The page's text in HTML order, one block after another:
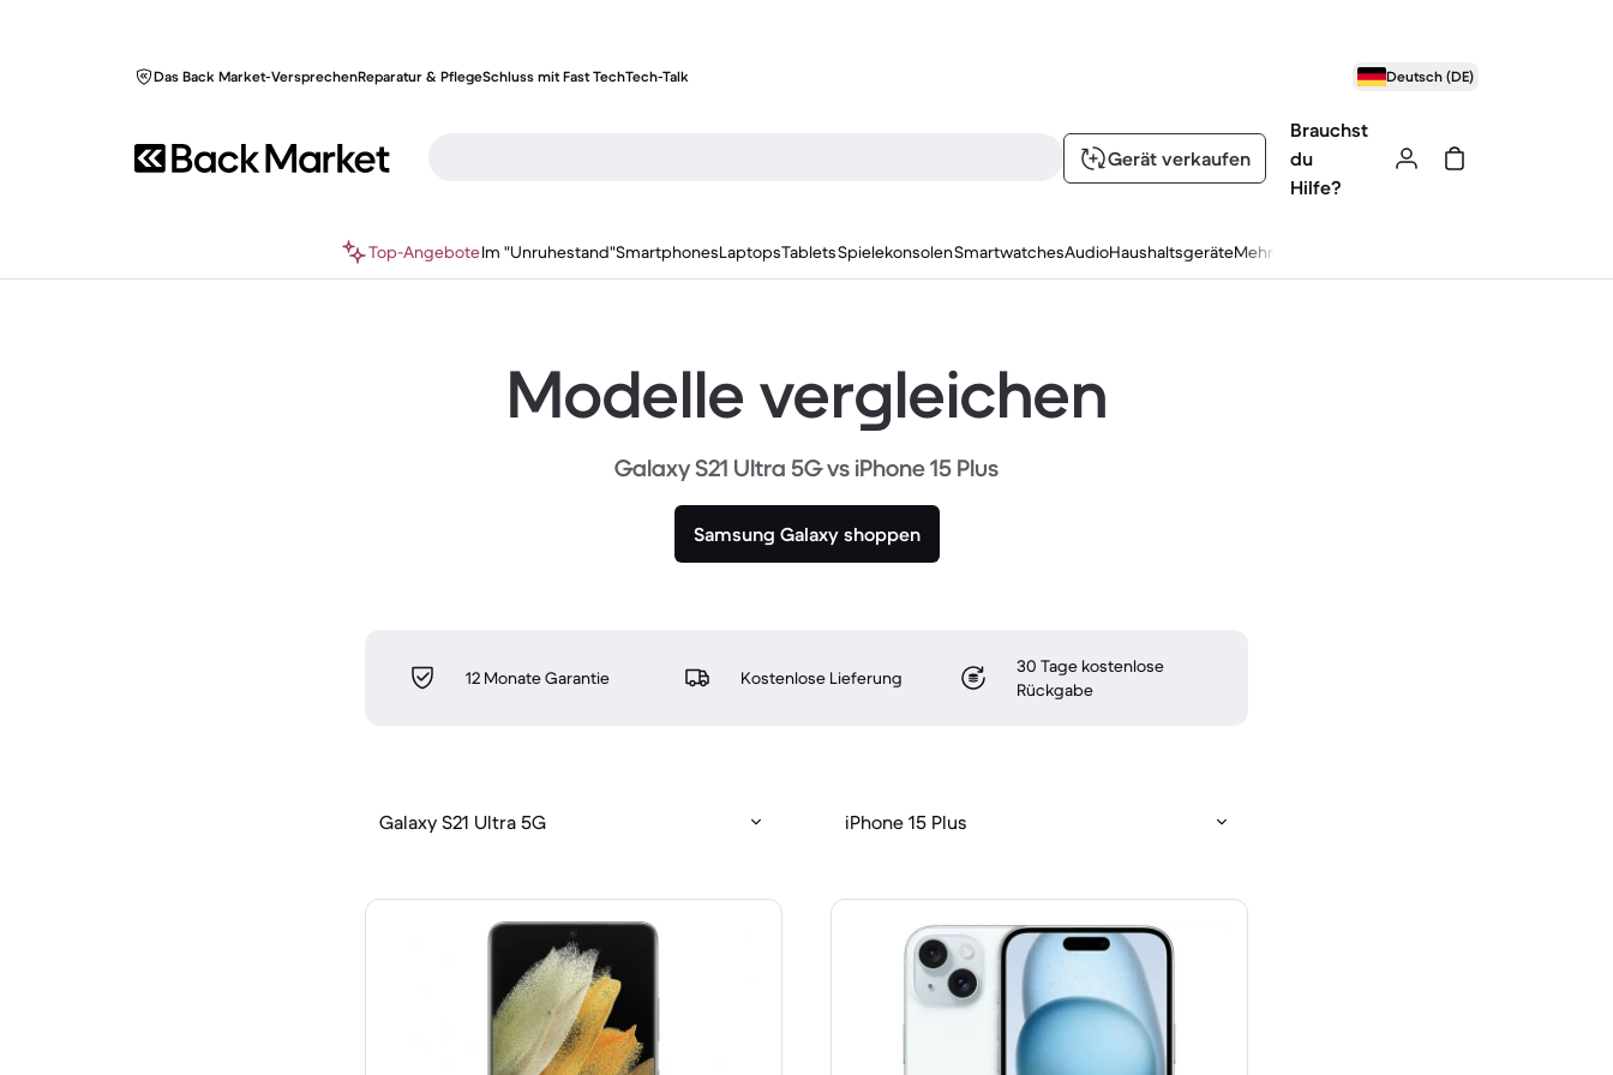
Das Back Market-VersprechenReparatur & PflegeSchluss mit Fast TechTech-Talk Deutsch (DE)
Gerät verkaufen
Brauchst
du
Hilfe?
Top-AngeboteIm "Unruhestand"SmartphonesLaptopsTabletsSpielekonsolenSmartwatchesAudioHaushaltsgeräteMehr
Modelle vergleichen
Galaxy S21 Ultra 5G vs iPhone 15 Plus
Samsung Galaxy shoppen
12 Monate Garantie Kostenlose Lieferung
30 Tage kostenlose
Rückgabe
Galaxy S21 Ultra 5G iPhone 15 Plus